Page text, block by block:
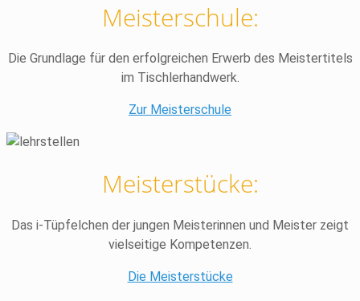
Meisterschule:
Die Grundlage für den erfolgreichen Erwerb des Meistertitels
im Tischlerhandwerk.
Zur Meisterschule
Meisterstücke:
Das i-Tüpfelchen der jungen Meisterinnen und Meister zeigt
vielseitige Kompetenzen.
Die Meisterstücke